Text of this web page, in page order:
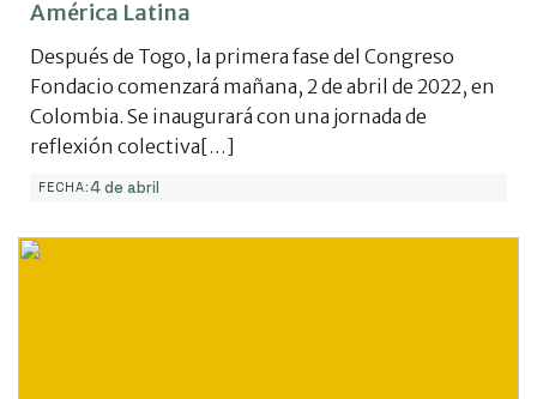
América Latina
Después de Togo, la primera fase del Congreso
Fondacio comenzará mañana, 2 de abril de 2022, en
Colombia. Se inaugurará con una jornada de
reflexión colectiva[…]
FECHA:4 de abril